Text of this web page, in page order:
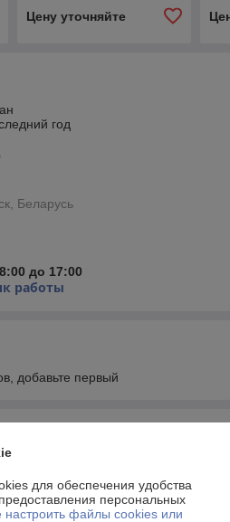
Цену уточняйте
год
Беларусь
до 17:00
работы
добавьте первый
для обеспечения удобства
персональных
файлы cookies или